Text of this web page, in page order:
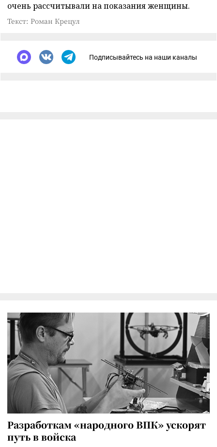
очень рассчитывали на показания женщины.
Текст: Роман Крецул
Подписывайтесь на наши каналы
Разработкам «народного ВПК» ускорят
путь в войска